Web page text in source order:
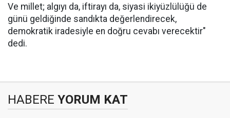
Ve millet; algıyı da, iftirayı da, siyasi ikiyüzlülüğü de
günü geldiğinde sandıkta değerlendirecek,
demokratik iradesiyle en doğru cevabı verecektir"
dedi.
HABERE YORUM KAT